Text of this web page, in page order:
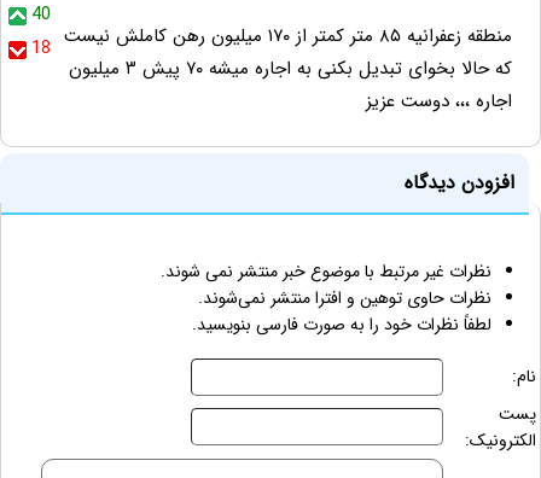
40
18 منطقه زعفرانیه ۸۵ متر کمتر از ۱۷۰ میلیون رهن کاملش نیست
که حالا بخوای تبدیل بکنی به اجاره میشه ۷۰ پیش ۳ میلیون
اجاره ،،، دوست عزیز
افزودن دیدگاه
نظرات غیر مرتبط با موضوع خبر منتشر نمی شوند.
نظرات حاوی توهین و افترا منتشر نمی‌شوند.
لطفاً نظرات خود را به صورت فارسی بنویسید.
نام:
پست
الکترونیک: